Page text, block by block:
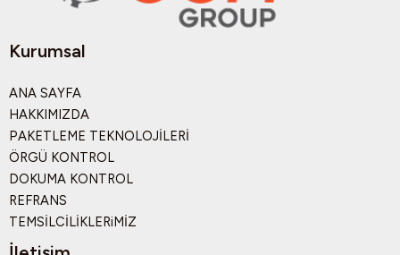
Kurumsal
ANA SAYFA
HAKKIMIZDA
PAKETLEME TEKNOLOJİLERİ
ÖRGÜ KONTROL
DOKUMA KONTROL
REFRANS
TEMSİLCİLİKLERiMİZ